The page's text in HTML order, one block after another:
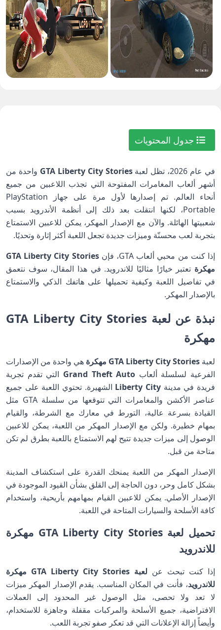
جدول المحتويات
في عام 2026، تظل لعبة GTA Liberty City Stories واحدة من
أشهر ألعاب المغامرات المفتوحة التي تجذب اللاعبين من جميع
أنحاء العالم. تم إصدارها لأول مرة على جهاز PlayStation
Portable، لكنها انتقلت بعد ذلك إلى أنظمة الأندرويد بسبب
شعبيتها الهائلة. والآن مع الإصدار المهكر، يمكن للاعبين الاستمتاع
بتجربة لعب محسنّة وميزات جديدة تجعل اللعبة أكثر إثارة وتحديًا.
إذا كنت من محبي ألعاب GTA، فإن
GTA Liberty City Stories
مهكرة تعتبر خيارًا مثاليًا للاندرويد. في هذا المقال، سوف نتعمق
في تفاصيل اللعبة وكيفية تحميلها على هاتفك الذكي والاستمتاع
بالإصدار المهكر.
نبذة عن لعبة GTA Liberty City Stories
مهكرة
لعبة GTA Liberty City Stories مهكرة
هي واحدة من الإصدارات
الفرعية لسلسلة ألعاب Grand Theft Auto التي تقدم تجربة
فريدة في مدينة Liberty City الشهيرة. تحتوي اللعبة على جميع
عناصر الأكشن والمغامرات التي تتوقعها من سلسلة GTA مثل
القيادة بسرعة عالية، التورط في معارك مع الشرطة، والقيام
بمهام خطيرة. ولكن مع الإصدار المهكر من اللعبة، يمكن للاعبين
الوصول إلى ميزات جديدة تتيح لهم الاستمتاع باللعبة بطرق لم تكن
متاحة من قبل.
الإصدار المهكر من اللعبة يمنحك القدرة على استكشاف المدينة
بشكل كامل وحر، دون الحاجة إلى القلق بشأن القيود الموجودة في
الإصدار الأصلي. يمكن للاعبين القيام بمهامهم بأريحية، واستخدام
كافة الأسلحة والسيارات المتاحة في اللعبة.
تحميل لعبة GTA Liberty City Stories مهكرة
للاندرويد
إذا كنت تبحث عن لعبة
GTA Liberty City Stories مهكرة
للاندرويد، فأنت في المكان المناسب. يقدم الإصدار المهكر ميزات
لا تعد ولا تحصى، مثل الوصول غير المحدود إلى العملات
الافتراضية، جميع الأسلحة والمركبات مقفلة وجاهزة للاستخدام،
وأيضاً إزالة الإعلانات التي قد تعكر صفو تجربة اللعب.